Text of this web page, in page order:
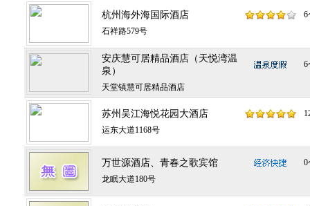
杭州海外海国际酒店
6
石祥路579号
安庆慧可居精品酒店（天悦湾温
泉）
6
天堂镇慧可居精品酒店
苏州吴江海悦花园大酒店
运东大道1168号
万世源酒店、青春之歌宾馆
0
龙眠大道180号